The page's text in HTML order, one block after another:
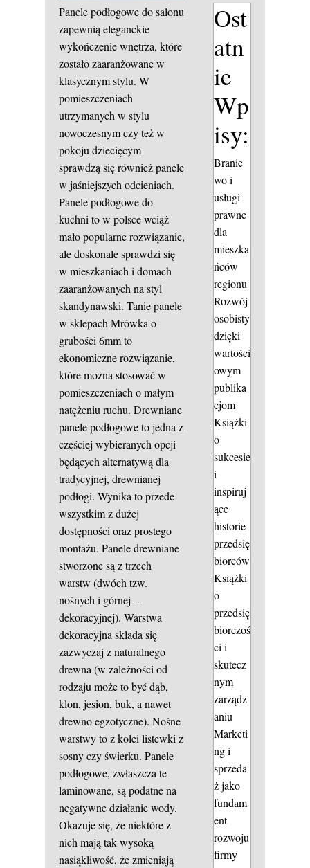
Panele podłogowe do salonu
zapewnią eleganckie
wykończenie wnętrza, które
zostało zaaranżowane w
klasycznym stylu. W
pomieszczeniach
utrzymanych w stylu
nowoczesnym czy też w
pokoju dziecięcym
sprawdzą się również panele
w jaśniejszych odcieniach.
Panele podłogowe do
kuchni to w polsce wciąż
mało popularne rozwiązanie,
ale doskonale sprawdzi się
w mieszkaniach i domach
zaaranżowanych na styl
skandynawski. Tanie panele
w sklepach Mrówka o
grubości 6mm to
ekonomiczne rozwiązanie,
które można stosować w
pomieszczeniach o małym
natężeniu ruchu. Drewniane
panele podłogowe to jedna z
częściej wybieranych opcji
będących alternatywą dla
tradycyjnej, drewnianej
podłogi. Wynika to przede
wszystkim z dużej
dostępności oraz prostego
montażu. Panele drewniane
stworzone są z trzech
warstw (dwóch tzw.
nośnych i górnej –
dekoracyjnej). Warstwa
dekoracyjna składa się
zazwyczaj z naturalnego
drewna (w zależności od
rodzaju może to być dąb,
klon, jesion, buk, a nawet
drewno egzotyczne). Nośne
warstwy to z kolei listewki z
sosny czy świerku. Panele
podłogowe, zwłaszcza te
laminowane, są podatne na
negatywne działanie wody.
Okazuje się, że niektóre z
nich mają tak wysoką
nasiąkliwość, że zmieniają
Ost
atn
ie
Wp
isy:
Branie
wo i
usługi
prawne
dla
mieszka
ńców
regionu
Rozwój
osobisty
dzięki
wartości
owym
publika
cjom
Książki
o
sukcesie
i
inspiruj
ące
historie
przedsię
biorców
Książki
o
przedsię
biorczoś
ci i
skutecz
nym
zarządz
aniu
Marketi
ng i
sprzeda
ż jako
fundam
ent
rozwoju
firmy